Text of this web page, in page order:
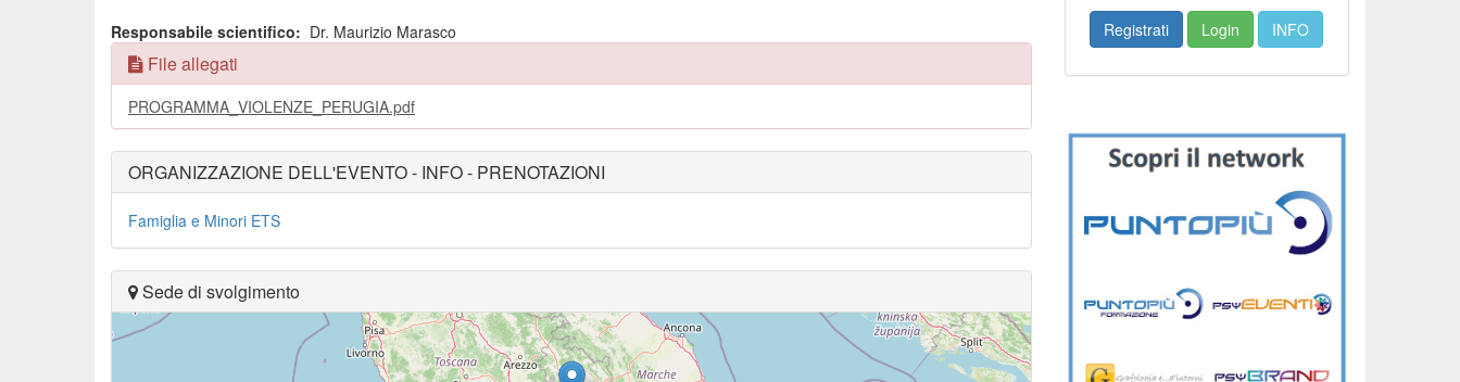
Responsabile scientifico: Dr. Maurizio Marasco
File allegati
PROGRAMMA_VIOLENZE_PERUGIA.pdf
ORGANIZZAZIONE DELL'EVENTO - INFO - PRENOTAZIONI
Famiglia e Minori ETS
Sede di svolgimento
Registrati Login INFO